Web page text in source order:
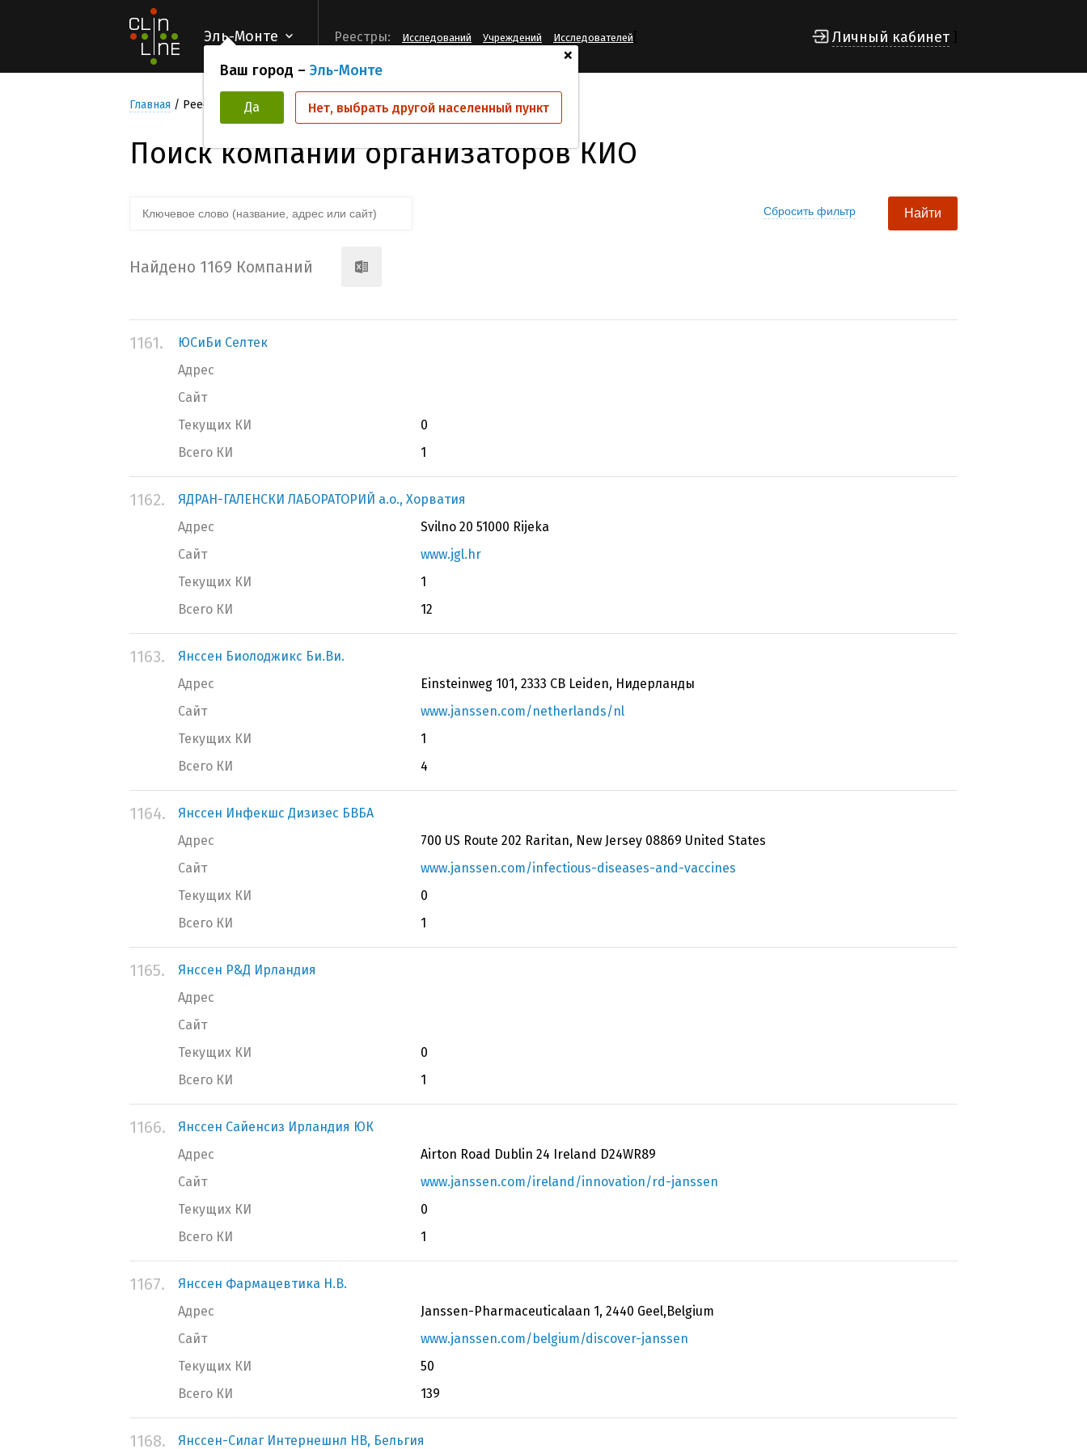
Эль-Монте
+
Ваш город – Эль-Монте
Да Нет, выбрать другой населенный пункт
Реестры: Исследований Учреждений Исследователей Личный кабинет
Главная Реестр компаний организаторов КИО
Поиск компаний организаторов КИО
Найдено 1169 Компаний
1161.
ЮСиБи Селтек
Адрес
Сайт
Текущих КИ
0
Всего КИ
1
1162.
ЯДРАН-ГАЛЕНСКИ ЛАБОРАТОРИЙ а.о., Хорватия
Адрес
Svilno 20 51000 Rijeka
Сайт
www.jgl.hr
Текущих КИ
1
Всего КИ
12
1163.
Янссен Биолоджикс Би.Ви.
Адрес
Einsteinweg 101, 2333 CB Leiden, Нидерланды
Сайт
www.janssen.com/netherlands/nl
Текущих КИ
1
Всего КИ
4
1164.
Янссен Инфекшc Дизизес БВБА
Адрес
700 US Route 202 Raritan, New Jersey 08869 United States
Сайт
www.janssen.com/infectious-diseases-and-vaccines
Текущих КИ
0
Всего КИ
1
1165.
Янссен Р&Д Ирландия
Адрес
Сайт
Текущих КИ
0
Всего КИ
1
1166.
Янссен Сайенсиз Ирландия ЮК
Адрес
Airton Road Dublin 24 Ireland D24WR89
Сайт
www.janssen.com/ireland/innovation/rd-janssen
Текущих КИ
0
Всего КИ
1
1167.
Янссен Фармацевтика Н.В.
Адрес
Janssen-Pharmaceuticalaan 1, 2440 Geel,Belgium
Сайт
www.janssen.com/belgium/discover-janssen
Текущих КИ
50
Всего КИ
139
1168.
Янссен-Силаг Интернешнл НВ, Бельгия